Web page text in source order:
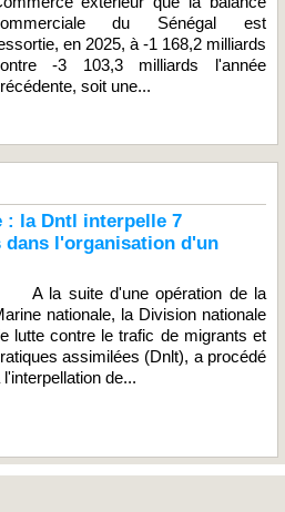
du Sénégal est
en 2025, à -1 168,2 milliards
-3 103,3 milliards l'année
soit une...
la Dntl interpelle 7
dans l'organisation d'un
A la suite d'une opération de la
nationale, la Division nationale
lutte contre le trafic de migrants et
assimilées (Dnlt), a procédé
l'interpellation de...